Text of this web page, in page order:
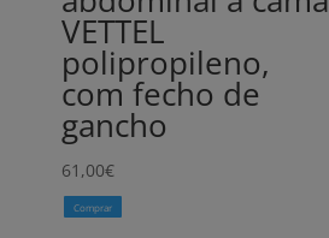
VETTEL
polipropileno,
com fecho de
gancho
61,00€
Comprar